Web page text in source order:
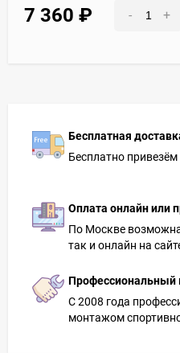
7 360 - +
Бесплатная
Бесплатно
Оплата онлайн или
По Москве
так и онлайн на
С 2008 года
монтажом